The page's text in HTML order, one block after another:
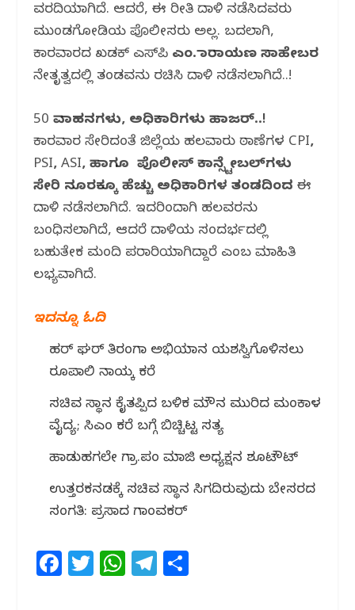
ವರದಿಯಾಗಿದೆ. ಆದರೆ, ಈ ರೀತಿ ದಾಳಿ ನಡೆಸಿದವರು
ಮುಂಡಗೋಡಿಯ ಪೊಲೀಸರು ಅಲ್ಲ. ಬದಲಾಗಿ,
ಕಾರವಾರದ ಖಡಕ್ ಎಸ್‌ಪಿ ಎಂ. ನಾರಾಯಣ ಸಾಹೇಬರ
ನೇತೃತ್ವದಲ್ಲಿ ತಂಡವನ್ನು ರಚಿಸಿ ದಾಳಿ ನಡೆಸಲಾಗಿದೆ..!
50 ವಾಹನಗಳು, ಅಧಿಕಾರಿಗಳು ಹಾಜರ್..!
ಕಾರವಾರ ಸೇರಿದಂತೆ ಜಿಲ್ಲೆಯ ಹಲವಾರು ಠಾಣೆಗಳ CPI,
PSI, ASI, ಹಾಗೂ ಪೊಲೀಸ್ ಕಾನ್ಸ್ಟೇಬಲ್‌ಗಳು
ಸೇರಿ ನೂರಕ್ಕೂ ಹೆಚ್ಚು ಅಧಿಕಾರಿಗಳ ತಂಡದಿಂದ ಈ
ದಾಳಿ ನಡೆಸಲಾಗಿದೆ. ಇದರಿಂದಾಗಿ ಹಲವರನ್ನು
ಬಂಧಿಸಲಾಗಿದೆ, ಆದರೆ ದಾಳಿಯ ಸಂದರ್ಭದಲ್ಲಿ
ಬಹುತೇಕ ಮಂದಿ ಪರಾರಿಯಾಗಿದ್ದಾರೆ ಎಂಬ ಮಾಹಿತಿ
ಲಭ್ಯವಾಗಿದೆ.
ಇದನ್ನೂ ಓದಿ
ಹರ್ ಘರ್ ತಿರಂಗಾ ಅಭಿಯಾನ ಯಶಸ್ವಿಗೊಳಿಸಲು
ರೂಪಾಲಿ ನಾಯ್ಕ ಕರೆ
ಸಚಿವ ಸ್ಥಾನ ಕೈತಪ್ಪಿದ ಬಳಿಕ ಮೌನ ಮುರಿದ ಮಂಕಾಳ
ವೈದ್ಯ; ಸಿಎಂ ಕರೆ ಬಗ್ಗೆ ಬಿಚ್ಚಿಟ್ಟ ಸತ್ಯ
ಹಾಡುಹಗಲೇ ಗ್ರಾ.ಪಂ ಮಾಜಿ ಅಧ್ಯಕ್ಷನ ಶೂಟೌಟ್
ಉತ್ತರಕನ್ನಡಕ್ಕೆ ಸಚಿವ ಸ್ಥಾನ ಸಿಗದಿರುವುದು ಬೇಸರದ
ಸಂಗತಿ: ಪ್ರಸಾದ ಗಾಂವಕರ್
F T W T